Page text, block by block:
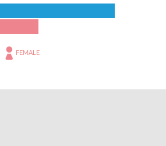
FEMALE